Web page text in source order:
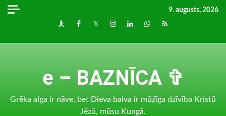
Skip
9. augusts, 2026
DraugiemFacebook
TwitterInstagram
LinkedInwhatsapp
RSS
e – BAZNĪCA ✞
Grēka alga ir nāve, bet Dieva balva ir mūžīga dzīvība Kristū
Jēzū, mūsu Kungā.